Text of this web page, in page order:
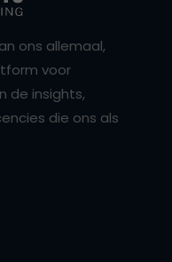
ons allemaal,
voor
de insights,
die ons als